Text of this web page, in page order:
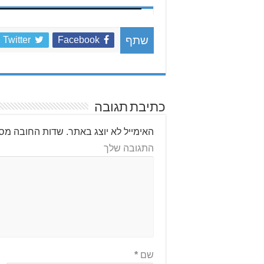
שתף Facebook
Twitter
כתיבת תגובה
האימייל לא יוצג באתר. שדות החובה
התגובה שלך
שם *